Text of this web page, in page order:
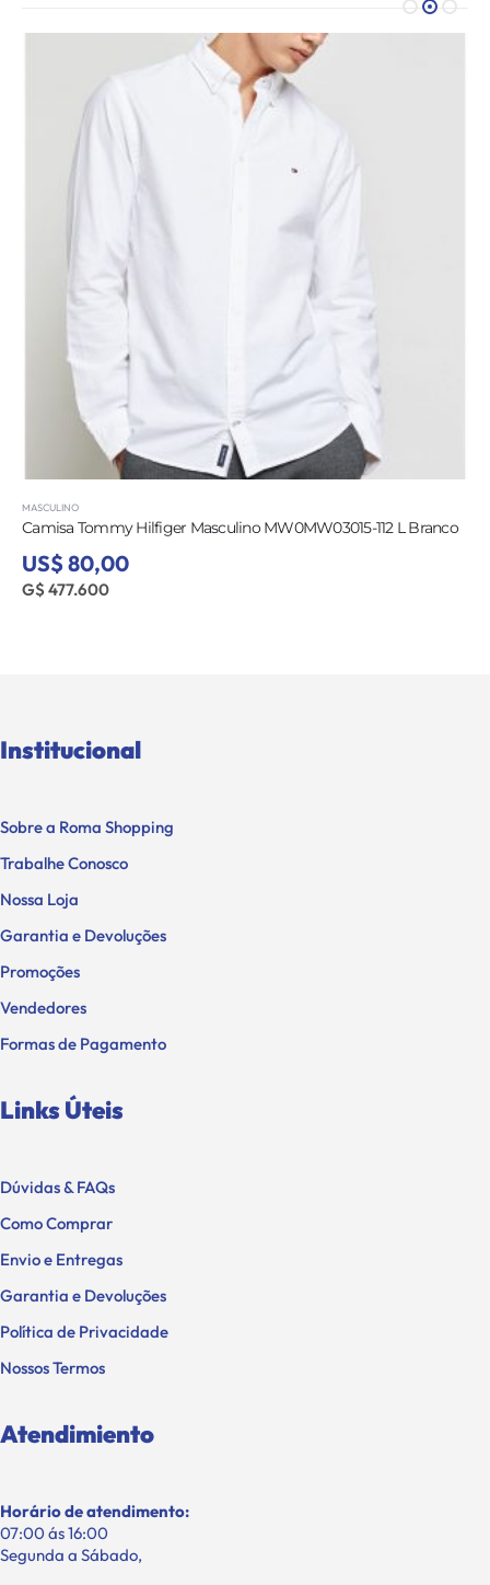
MASCULINO
Camisa Tommy Hilfiger Masculino MW0MW03015-112 L Branco
US$ 80,00
G$ 477.600
Institucional
Sobre a Roma Shopping
Trabalhe Conosco
Nossa Loja
Garantia e Devoluções
Promoções
Vendedores
Formas de Pagamento
Links Úteis
Dúvidas & FAQs
Como Comprar
Envio e Entregas
Garantia e Devoluções
Política de Privacidade
Nossos Termos
Atendimiento
Horário de atendimento:
07:00 ás 16:00
Segunda a Sábado,